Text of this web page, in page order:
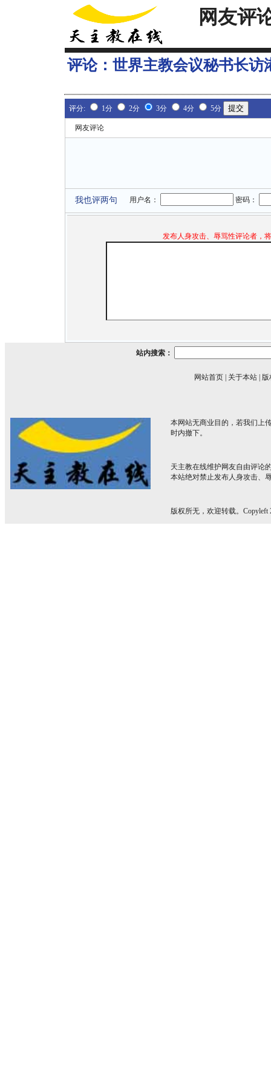
网友评
评论： 世界主教会议秘书长访
评分: 1分 2分 3分 4分 5分
网友评论
我也评两句 用户名： 密码：
发布人身攻击、辱骂性评论者，
站内搜索：
网站首页 关于本站 版
本网站无商业目的，若我们上
时内撤下。
天主教在线维护网友自由评论
本站绝对禁止发布人身攻击、
版权所无，欢迎转载。